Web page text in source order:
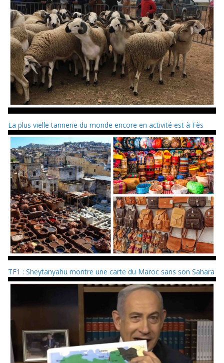
La plus vielle tannerie du monde encore en activité est à Fès
TF1 : Sheytanyahu montre une carte du Maroc sans son Sahara